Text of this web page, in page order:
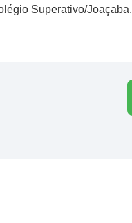
Superativo/Joaçaba.